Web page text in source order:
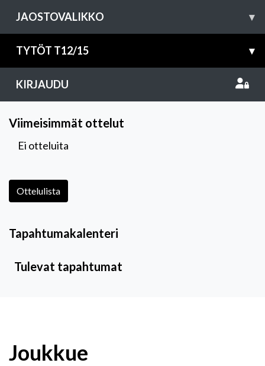
JAOSTOVALIKKO ▾
TYTÖT T12/15 ▾
KIRJAUDU
Viimeisimmät ottelut
Ei otteluita
Ottelulista
Tapahtumakalenteri
Tulevat tapahtumat
Joukkue